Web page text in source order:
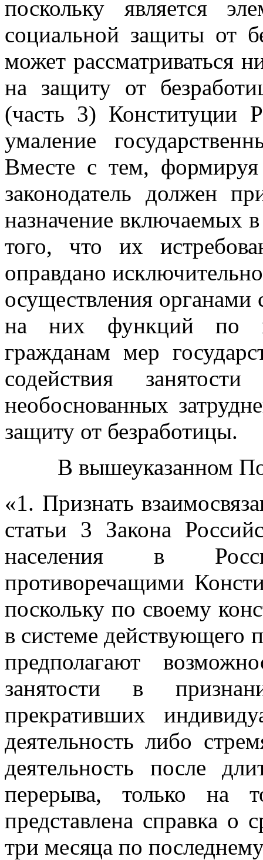
поскольку является
социальной защиты от
может рассматриваться
на защиту от
(часть 3) Конституции
умаление
Вместе с тем, формируя
законодатель должен
назначение включаемых
того, что их
оправдано
осуществления
на них функций по
гражданам мер
содействия
необоснованных
защиту от безработицы.
В вышеуказанном
«1. Признать
статьи 3 Закона
населения в
противоречащими
поскольку по своему
в системе действующего
предполагают
занятости в
прекративших
деятельность либо
деятельность после
перерыва, только на
представлена справка о
три месяца по